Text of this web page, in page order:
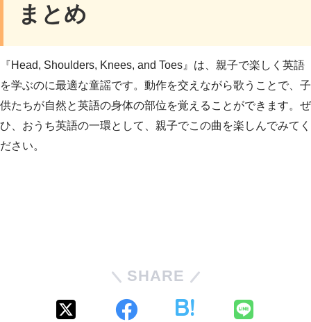
まとめ
『Head, Shoulders, Knees, and Toes』は、親子で楽しく英語
を学ぶのに最適な童謡です。動作を交えながら歌うことで、子
供たちが自然と英語の身体の部位を覚えることができます。ぜ
ひ、おうち英語の一環として、親子でこの曲を楽しんでみてく
ださい。
SHARE